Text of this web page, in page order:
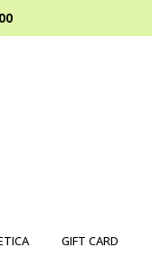
GIFT CARD